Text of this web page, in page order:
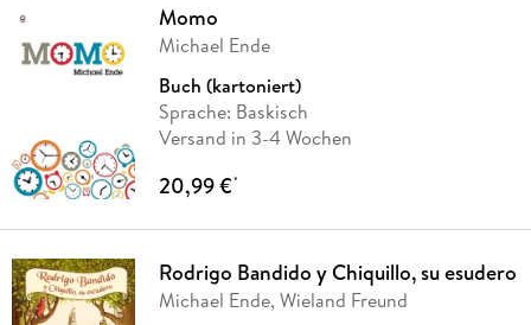
Momo
Michael Ende
Buch (kartoniert)
Sprache: Baskisch
Versand in 3-4 Wochen
20,99 €*
Rodrigo Bandido y Chiquillo, su esudero
Michael Ende, Wieland Freund